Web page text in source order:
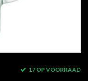
17 OP VOORRAAD